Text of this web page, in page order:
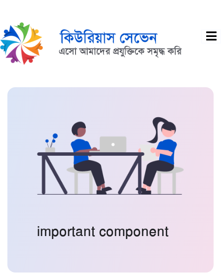
important component